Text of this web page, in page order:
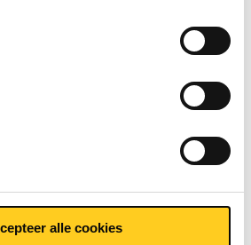
alle cookies
2B 3000x1500x1 zonder